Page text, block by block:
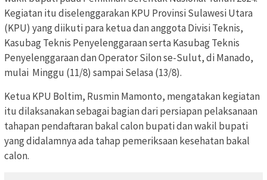
Kegiatan itu diselenggarakan KPU Provinsi Sulawesi Utara
(KPU) yang diikuti para ketua dan anggota Divisi Teknis,
Kasubag Teknis Penyelenggaraan serta Kasubag Teknis
Penyelenggaraan dan Operator Silon se-Sulut, di Manado,
mulai Minggu (11/8) sampai Selasa (13/8).
Ketua KPU Boltim, Rusmin Mamonto, mengatakan kegiatan
itu dilaksanakan sebagai bagian dari persiapan pelaksanaan
tahapan pendaftaran bakal calon bupati dan wakil bupati
yang didalamnya ada tahap pemeriksaan kesehatan bakal
calon.